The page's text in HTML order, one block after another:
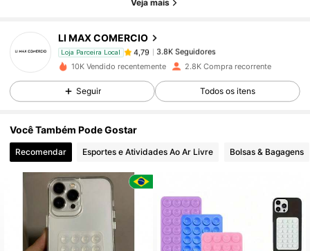
Veja mais
LI MAX COMERCIO
Loja Parceira Local
4,79
3.8K Seguidores
n***apago1 dia atrás
3.8K Seguidores
4,79
4,79
3.8K Seguidores
10K Vendido recentemente 2.8K Compra recorrente
Seguir Todos os itens
Você Também Pode Gostar
Recomendar Esportes e Atividades Ao Ar Livre Bolsas & Bagagens